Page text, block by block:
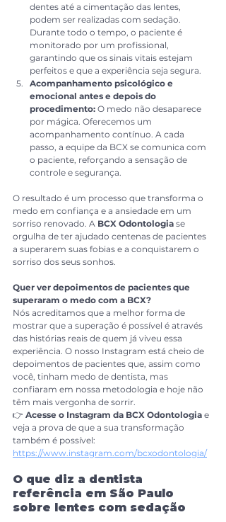
dentes até a cimentação das lentes,
podem ser realizadas com sedação.
Durante todo o tempo, o paciente é
monitorado por um profissional,
garantindo que os sinais vitais estejam
perfeitos e que a experiência seja segura.
Acompanhamento psicológico e
emocional antes e depois do
procedimento: O medo não desaparece
por mágica. Oferecemos um
acompanhamento contínuo. A cada
passo, a equipe da BCX se comunica com
o paciente, reforçando a sensação de
controle e segurança.
O resultado é um processo que transforma o
medo em confiança e a ansiedade em um
sorriso renovado. A BCX Odontologia se
orgulha de ter ajudado centenas de pacientes
a superarem suas fobias e a conquistarem o
sorriso dos seus sonhos.
Quer ver depoimentos de pacientes que
superaram o medo com a BCX?
Nós acreditamos que a melhor forma de
mostrar que a superação é possível é através
das histórias reais de quem já viveu essa
experiência. O nosso Instagram está cheio de
depoimentos de pacientes que, assim como
você, tinham medo de dentista, mas
confiaram em nossa metodologia e hoje não
têm mais vergonha de sorrir.
👉 Acesse o Instagram da BCX Odontologia e
veja a prova de que a sua transformação
também é possível:
https://www.instagram.com/bcxodontologia/
O que diz a dentista
referência em São Paulo
sobre lentes com sedação